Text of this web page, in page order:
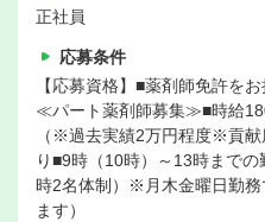
正社員
応募条件
【応募資格】■薬剤師免許を
≪パート薬剤師募集≫■時給
（※過去実績2万円程度※貢
り■9時（10時）～13時まで
時2名体制）※月木金曜日勤
ます）